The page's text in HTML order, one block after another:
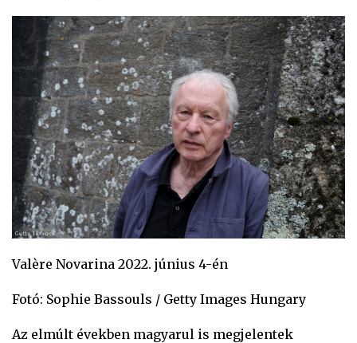
Valère Novarina 2022. június 4-én
Fotó: Sophie Bassouls / Getty Images Hungary
Az elmúlt években magyarul is megjelentek